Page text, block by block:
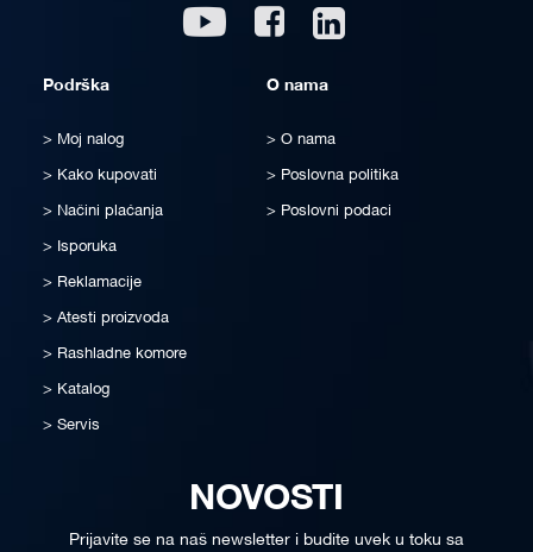
Youtube Facebook
Podrška
Moj nalog
Kako kupovati
Načini plaćanja
Isporuka
Reklamacije
Atesti proizvoda
Rashladne komore
Katalog
Servis
O nama
O nama
Poslovna politika
Poslovni podaci
NOVOSTI
Prijavite se na naš newsletter i budite uvek u toku sa